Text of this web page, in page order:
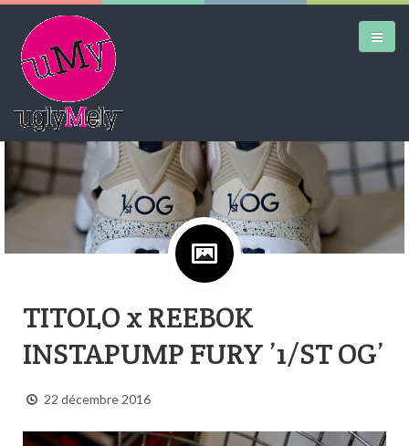
DAILY KICKS
AIRTRAINERPEDIA
STREET ART
DAILY CITY
CONTACT
TITOLO x REEBOK
INSTAPUMP FURY ’1/ST OG’
22 décembre 2016